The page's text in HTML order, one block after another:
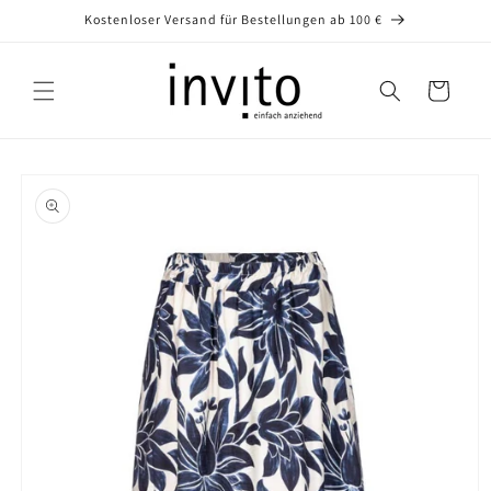
Kostenloser Versand für Bestellungen ab 100 €
Warenkorb